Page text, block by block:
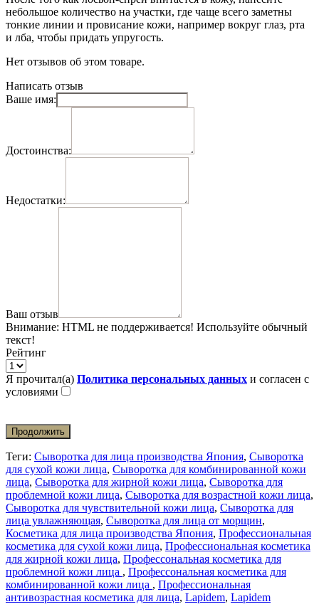
небольшое количество на участки, где чаще всего заметны
тонкие линии и провисание кожи, например вокруг глаз, рта
и лба, чтобы придать упругость.
Нет отзывов об этом товаре.
Написать отзыв
Ваше имя:
Достоинства:
Недостатки:
Ваш отзыв
Внимание: HTML не поддерживается! Используйте обычный
текст!
Рейтинг
Я прочитал(а) Политика персональных данных и согласен с
условиями
Продолжить
Теги: Сыворотка для лица производства Япония, Сыворотка
для сухой кожи лица, Сыворотка для комбинированной кожи
лица, Сыворотка для жирной кожи лица, Сыворотка для
проблемной кожи лица, Сыворотка для возрастной кожи лица,
Сыворотка для чувствительной кожи лица, Сыворотка для
лица увлажняющая, Сыворотка для лица от морщин,
Косметика для лица производства Япония, Профессиональная
косметика для сухой кожи лица, Профессиональная косметика
для жирной кожи лица, Профессональная косметика для
проблемной кожи лица , Профессональная косметика для
комбинированной кожи лица , Профессиональная
антивозрастная косметика для лица, Lapidem, Lapidem